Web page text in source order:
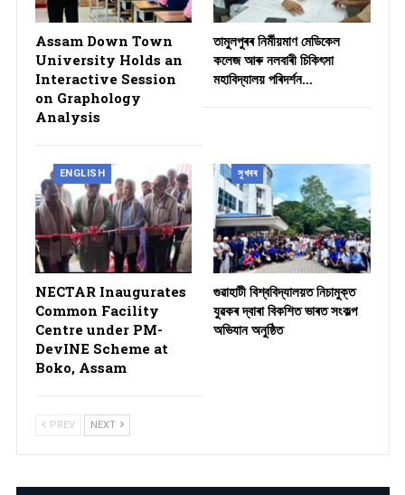
Assam Down Town
University Holds an
Interactive Session
on Graphology
Analysis
তামুলপুৰৰ নিৰ্মীয়মাণ মেডিকেল
কলেজ আৰু নলবাৰী চিকিৎসা
মহাবিদ্যালয় পৰিদৰ্শন…
ENGLISH
NECTAR Inaugurates
Common Facility
Centre under PM-
DevINE Scheme at
Boko, Assam
সুখবৰ
গুৱাহাটী বিশ্ববিদ্যালয়ত নিচামুক্ত
যুৱকৰ দ্বাৰা বিকশিত ভাৰত সংকল্প
অভিযান অনুষ্ঠিত
PREV NEXT